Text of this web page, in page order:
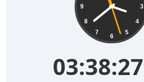
3
4
5
6
7
8
9
03:38:27